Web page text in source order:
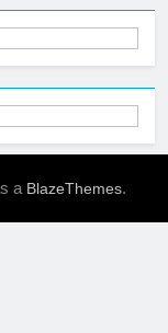
a BlazeThemes.